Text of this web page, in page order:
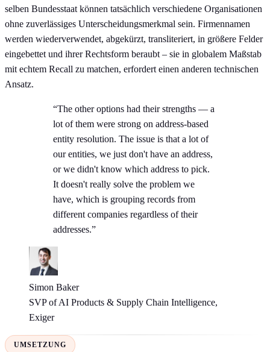
selben Bundesstaat können tatsächlich verschiedene Organisationen
ohne zuverlässiges Unterscheidungsmerkmal sein. Firmennamen
werden wiederverwendet, abgekürzt, transliteriert, in größere Felder
eingebettet und ihrer Rechtsform beraubt – sie in globalem Maßstab
mit echtem Recall zu matchen, erfordert einen anderen technischen
Ansatz.
“The other options had their strengths — a
lot of them were strong on address-based
entity resolution. The issue is that a lot of
our entities, we just don't have an address,
or we didn't know which address to pick.
It doesn't really solve the problem we
have, which is grouping records from
different companies regardless of their
addresses.”
Simon Baker
SVP of AI Products & Supply Chain Intelligence,
Exiger
UMSETZUNG